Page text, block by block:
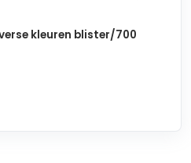
kleuren blister/700